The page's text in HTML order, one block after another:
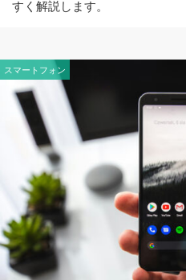
すく解説します。
スマートフォン